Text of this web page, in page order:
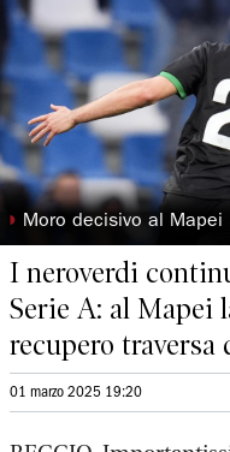
◗ Moro decisivo al Mapei
I neroverdi
Serie A: al Mapei
recupero traversa
01 marzo 2025 19:20